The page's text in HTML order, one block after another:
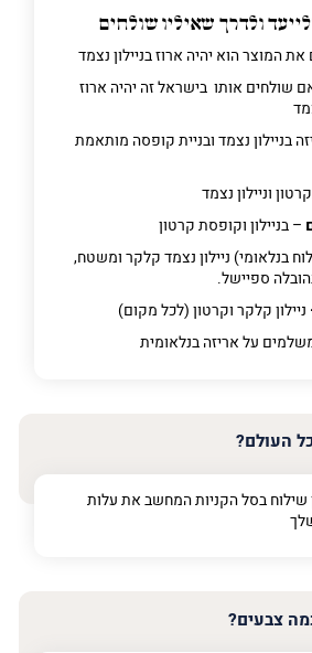
ולדרך שאיליו שולחים
המוצר הוא יהיה ארוז בניילון נצמד
שולחים אותו בישראל זה יהיה ארוז
בניילון נצמד ובניית קופסה מותאמת
וניילון נצמד
– בניילון וקופסת קרטון
בנלאומי) ניילון נצמד קלקר ומשטח,
ספיישל.
ניילון קלקר וקרטון (לכל מקום)
על אריזה בנלאומית
העולם?
בסל הקניות המחשב את עלות
צבעים?